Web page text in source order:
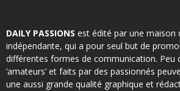
DAILY PASSIONS est édité par une maison
indépendante, qui a pour seul but de
différentes formes de communication. Peu
‘amateurs’ et faits par des passionnés
une aussi grande qualité graphique et